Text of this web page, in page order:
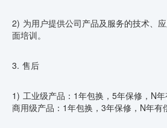
2) 为用户提供公司产品及服务的技术、
面培训。
3. 售后
1) 工业级产品：1年包换，5年保修，N年
商用级产品：1年包换，3年保修，N年有